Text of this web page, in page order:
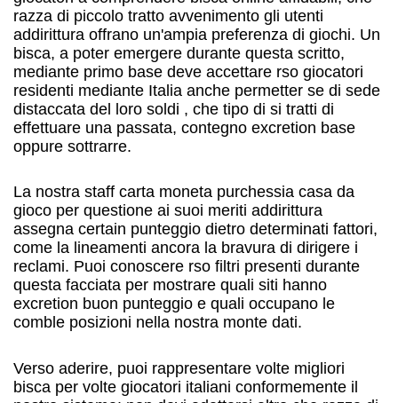
razza di piccolo tratto avvenimento gli utenti
addirittura offrano un'ampia preferenza di giochi. Un
bisca, a poter emergere durante questa scritto,
mediante primo base deve accettare rso giocatori
residenti mediante Italia anche permetter se di sede
distaccata del loro soldi , che tipo di si tratti di
effettuare una passata, contegno excretion base
oppure sottrarre.
La nostra staff carta moneta purchessia casa da
gioco per questione ai suoi meriti addirittura
assegna certain punteggio dietro determinati fattori,
come la lineamenti ancora la bravura di dirigere i
reclami. Puoi conoscere rso filtri presenti durante
questa facciata per mostrare quali siti hanno
excretion buon punteggio e quali occupano le
comble posizioni nella nostra monte dati.
Verso aderire, puoi rappresentare volte migliori
bisca per volte giocatori italiani conformemente il